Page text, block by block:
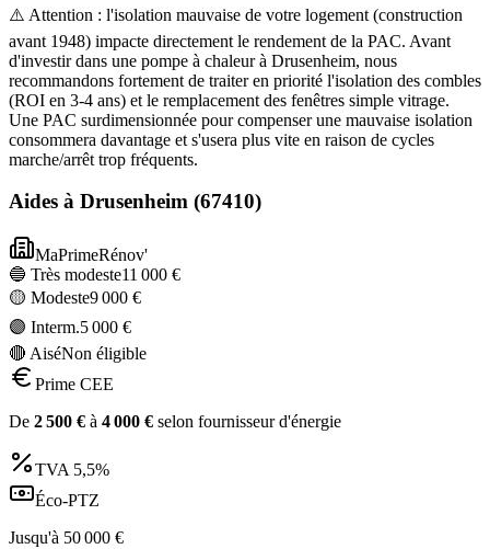
⚠️ Attention : l'isolation mauvaise de votre logement (construction
avant 1948) impacte directement le rendement de la PAC. Avant
d'investir dans une pompe à chaleur à Drusenheim, nous
recommandons fortement de traiter en priorité l'isolation des combles
(ROI en 3-4 ans) et le remplacement des fenêtres simple vitrage.
Une PAC surdimensionnée pour compenser une mauvaise isolation
consommera davantage et s'usera plus vite en raison de cycles
marche/arrêt trop fréquents.
Aides à Drusenheim (67410)
MaPrimeRénov'
🔵 Très modeste11 000 €
🟡 Modeste9 000 €
🟣 Interm.5 000 €
🔴 AiséNon éligible
Prime CEE
De 2 500 € à 4 000 € selon fournisseur d'énergie
TVA 5,5%
Éco-PTZ
Jusqu'à 50 000 €